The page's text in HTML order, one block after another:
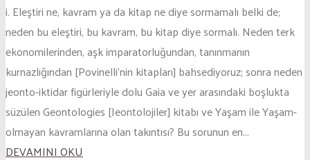
i. Eleştiri ne, kavram ya da kitap ne diye sormamalı belki de;
neden bu eleştiri, bu kavram, bu kitap diye sormalı. Neden terk
ekonomilerinden, aşk imparatorluğundan, tanınmanın
kurnazlığından [Povinelli’nin kitapları] bahsediyoruz; sonra neden
jeonto-iktidar figürleriyle dolu Gaia ve yer arasındaki boşlukta
süzülen Geontologies [Jeontolojiler] kitabı ve Yaşam ile Yaşam-
olmayan kavramlarına olan takıntısı? Bu sorunun en...
DEVAMINI OKU